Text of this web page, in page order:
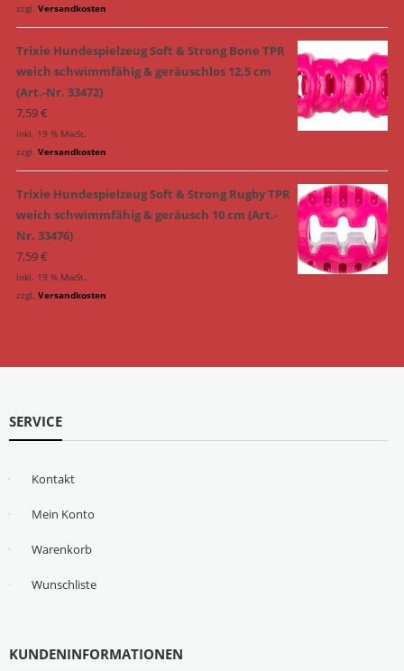
zzgl. Versandkosten
Trixie Hundespielzeug Soft & Strong Bone TPR
weich schwimmfähig & geräuschlos 12,5 cm
(Art.-Nr. 33472)
7,59€
inkl. 19 % MwSt.
zzgl. Versandkosten
Trixie Hundespielzeug Soft & Strong Rugby TPR
weich schwimmfähig & geräusch 10 cm (Art.-
Nr. 33476)
7,59€
inkl. 19 % MwSt.
zzgl. Versandkosten
SERVICE
Kontakt
Mein Konto
Warenkorb
Wunschliste
KUNDENINFORMATIONEN